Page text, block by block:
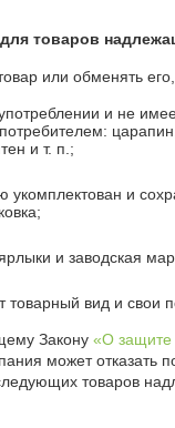
товаров
или обменять
и не
и т. п.;
укомплектован и
и заводская
товарный вид и свои
Закону «О защите
может отказать
товаров